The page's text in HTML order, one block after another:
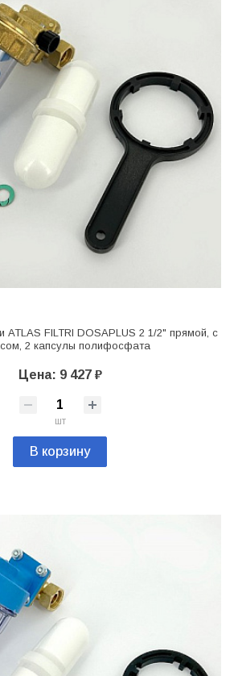
ATLAS FILTRI DOSAPLUS 2 1/2" прямой, с
2 капсулы полифосфата
Цена: 9 427 ₽
шт
В корзину